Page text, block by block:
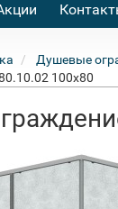
Душевые
100x80